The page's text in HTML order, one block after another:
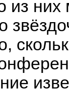
из них